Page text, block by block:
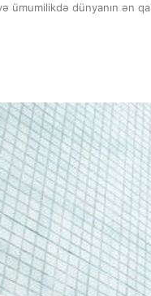
ümumilikdə dünyanın ən